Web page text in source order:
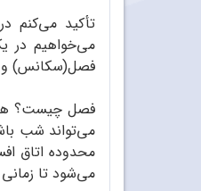
تأکید می‌کنم
می‌خواهیم در
فصل(سکانس) و نما
فصل چیست؟ هر
می‌تواند شب
محدوده اتاق
می‌شود تا